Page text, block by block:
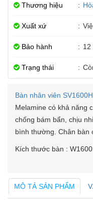
Thương hiệu :
Xuất xứ :
Bảo hành : 12
Trạng thái :
Bàn nhân viên
Melamine có khả năng
chống bám bẩn, chịu
bình thường. Chân bàn
Kích thước bàn :
MÔ TẢ SẢN PHẨM